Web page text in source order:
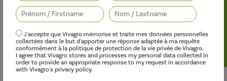
Découvrir cette gamme
J'accepte que Vivagro mémorise et traite mes données personnelles
collectées dans le but d'apporter une réponse adaptée à ma requête
conformément à la politique de protection de la vie privée de Vivagro.
I agree that Vivagro stores and processes my personal data collected in
order to provide an appropriate response to my request in accordance
with Vivagro's privacy policy.